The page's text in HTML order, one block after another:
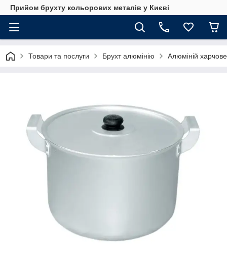
Прийом брухту кольорових металів у Києві
Товари та послуги Брухт алюмінію Алюміній